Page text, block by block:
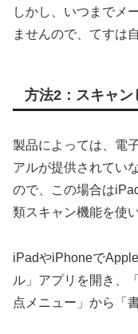
しかし、いつまでメ
ませんので、てすは
方法2：スキャン
製品によっては、電
アルが提供されてい
ので、この場合は
類スキャン機能を使
iPadやiPhoneで
ル」アプリを開き、
点メニュー」から「